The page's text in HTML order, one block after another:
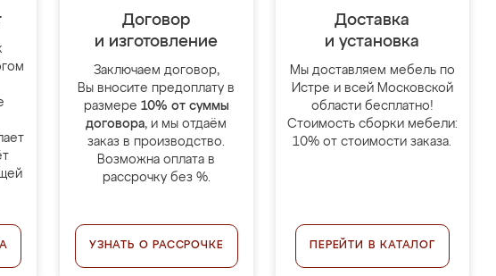
Договор
и изготовление
Заключаем договор,
Вы вносите предоплату в
размере 10% от суммы
договора, и мы отдаём
заказ в производство.
Возможна оплата в
рассрочку без %.
УЗНАТЬ О РАССРОЧКЕ
Доставка
и установка
Мы доставляем мебель по
Истре и всей Московской
области бесплатно!
Стоимость сборки мебели:
10% от стоимости заказа.
ПЕРЕЙТИ В КАТАЛОГ